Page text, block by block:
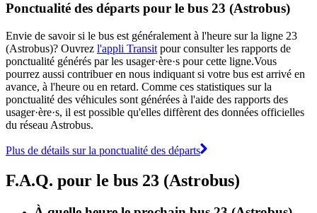
Ponctualité des départs pour le bus 23 (Astrobus)
Envie de savoir si le bus est généralement à l'heure sur la ligne 23
(Astrobus)? Ouvrez l'appli Transit pour consulter les rapports de
ponctualité générés par les usager·ère·s pour cette ligne.Vous
pourrez aussi contribuer en nous indiquant si votre bus est arrivé en
avance, à l'heure ou en retard. Comme ces statistiques sur la
ponctualité des véhicules sont générées à l'aide des rapports des
usager·ère·s, il est possible qu'elles diffèrent des données officielles
du réseau Astrobus.
Plus de détails sur la ponctualité des départs
F.A.Q. pour le bus 23 (Astrobus)